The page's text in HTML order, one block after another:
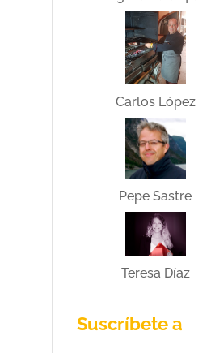
Carlos López
Pepe Sastre
Teresa Díaz
Suscríbete a